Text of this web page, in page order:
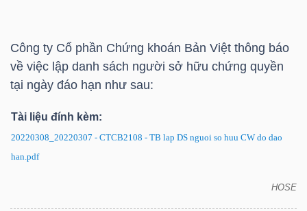
Công ty Cổ phần Chứng khoán Bản Việt thông báo
về việc lập danh sách người sở hữu chứng quyền
tại ngày đáo hạn như sau:
Tài liệu đính kèm:
20220308_20220307 - CTCB2108 - TB lap DS nguoi so huu CW do dao
han.pdf
HOSE
SẢN